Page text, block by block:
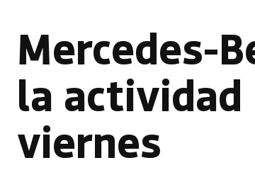
Mercedes-
la
viernes